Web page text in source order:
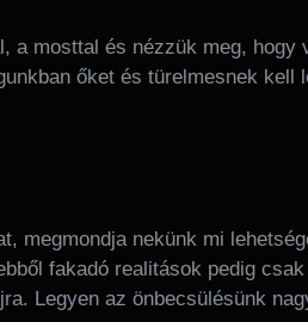
mosttal és nézzük meg, hogy
őket és türelmesnek kell
megmondja nekünk mi
fakadó realitások pedig
Legyen az önbecsülésünk